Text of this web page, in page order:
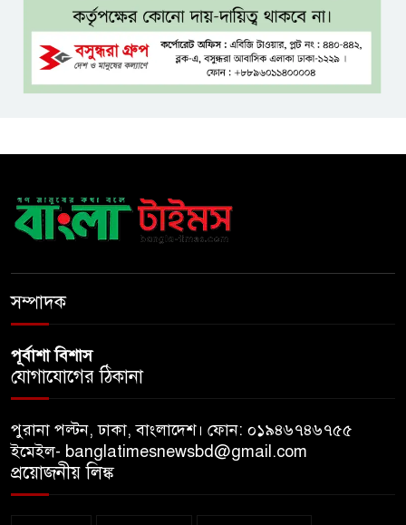
বসুন্ধরায় অ্যামেচার মার্শাল আর্টের
জমজমাট আসর
‘হাসিনা কার্ড’ ব্যবহার করে ভারতের
দেশকে এগিয়ে নিতে হবে: প্রধানমন্ত্রী
সম্পাদক
পূর্বাশা বিশাস
যোগাযোগের ঠিকানা
পুরানা পল্টন, ঢাকা, বাংলাদেশ। ফোন: ০১৯৪৬৭৪৬৭৫৫
ইমেইল- banglatimesnewsbd@gmail.com
প্রয়োজনীয় লিঙ্ক